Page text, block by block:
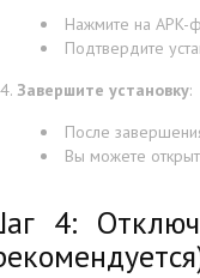
Нажмите на APK-
Подтвердите
Завершите установку:
После
Вы можете
4: